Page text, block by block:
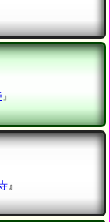
』
』